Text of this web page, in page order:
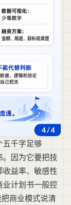
五千字足够
因为它要把技
益率、敏感性
业计划书一般控
商业模式说清